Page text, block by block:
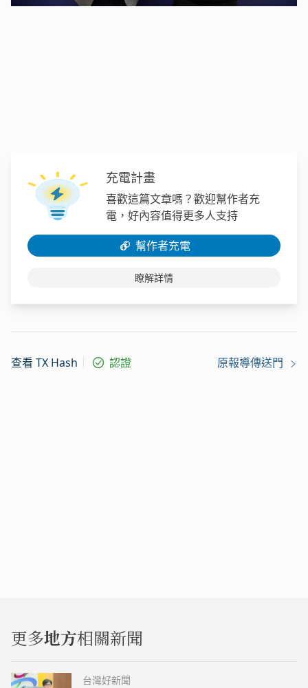
充電計畫
喜歡這篇文章嗎？歡迎幫作者充
電，好內容值得更多人支持
幫作者充電
瞭解詳情
查看 TX Hash 認證 原報導傳送門
更多地方相關新聞
台灣好新聞